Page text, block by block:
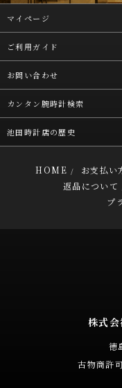
マイページ
ご利用ガイド
お問い合わせ
カンタン腕時計検索
池田時計店の歴史
HOME / お支払い
返品について
プ
株式会
徳
古物商許